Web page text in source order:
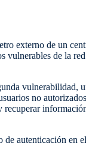
externo de un
vulnerables de la
vulnerabilidad,
no
autenticación en